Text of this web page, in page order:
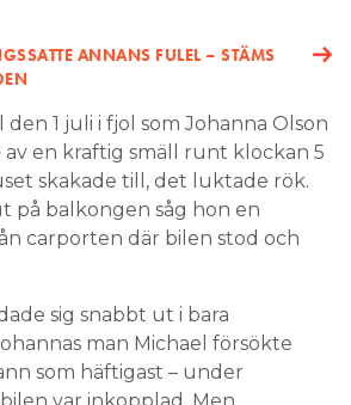
ANNANS FULEL – STÄMS
1 juli i fjol som Johanna Olson
en kraftig smäll runt klockan 5
skakade till, det luktade rök.
på balkongen såg hon en
carporten där bilen stod och
sig snabbt ut i bara
man Michael försökte
som häftigast – under